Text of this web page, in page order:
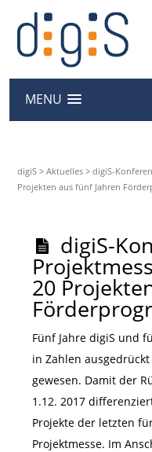
MENU
digiS >Aktuelles >digiS-
Projekten aus fünf Jahren
digiS-
20
Fünf Jahre digiS und
in Zahlen
gewesen. Damit der
1.12. 2017
Projekte der letzten
Projektmesse. Im